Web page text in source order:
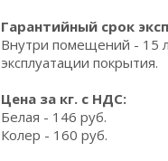
Гарантийный срок
Внутри помещений - 15
эксплуатации покрытия.
Цена за кг. с НДС:
Белая - 146 руб.
Колер - 160 руб.